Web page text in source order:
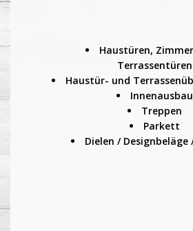
Haustüren,
Terrassentüren
Haustür- und
Innenausbau
Treppen
Parkett
Dielen /